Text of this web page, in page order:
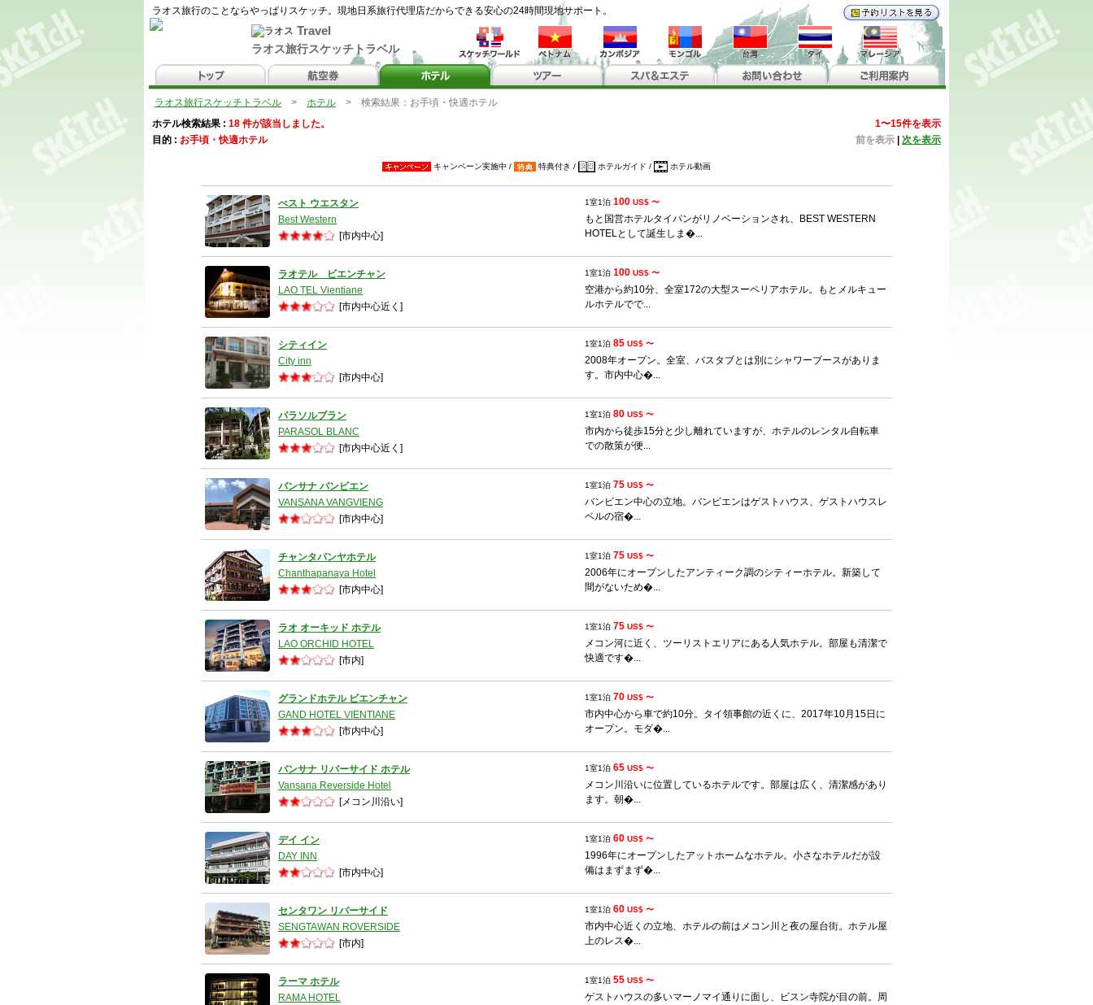
ラオス旅行のことならやっぱりスケッチ。現地日系旅行代理店だからできる安心の24時間現地サポート。
Travel
ラオス旅行スケッチトラベル
ラオス旅行スケッチトラベル > ホテル > 検索結果：お手頃・快適ホテル
ホテル検索結果 : 18 件が該当しました。
1〜15件を表示
目的 : お手頃・快適ホテル 前を表示 次を表示
キャンペーン実施中 / 特典付き / ホテルガイド / ホテル動画
べスト ウエスタン
Best Western
[市内中心]
1室1泊 100 US$ 〜
もと国営ホテルタイパンがリノベーションされ、BEST WESTERN
HOTELとして誕生しま�...
ラオテル ビエンチャン
LAO TEL Vientiane
[市内中心近く]
1室1泊 100 US$ 〜
空港から約10分、全室172の大型スーペリアホテル。もとメルキュー
ルホテルでで...
シティイン
City inn
[市内中心]
1室1泊 85 US$ 〜
2008年オープン。全室、バスタブとは別にシャワーブースがありま
す。市内中心�...
パラソルブラン
PARASOL BLANC
[市内中心近く]
1室1泊 80 US$ 〜
市内から徒歩15分と少し離れていますが、ホテルのレンタル自転車
での散策が便...
バンサナ バンビエン
VANSANA VANGVIENG
[市内中心]
1室1泊 75 US$ 〜
バンビエン中心の立地。バンビエンはゲストハウス、ゲストハウスレ
ベルの宿�...
チャンタパンヤホテル
Chanthapanaya Hotel
[市内中心]
1室1泊 75 US$ 〜
2006年にオープンしたアンティーク調のシティーホテル。新築して
間がないため�...
ラオ オーキッド ホテル
LAO ORCHID HOTEL
[市内]
1室1泊 75 US$ 〜
メコン河に近く、ツーリストエリアにある人気ホテル。部屋も清潔で
快適です�...
グランドホテル ビエンチャン
GAND HOTEL VIENTIANE
[市内中心]
1室1泊 70 US$ 〜
市内中心から車で約10分。タイ領事館の近くに、2017年10月15日に
オープン。モダ�...
バンサナ リバーサイド ホテル
Vansana Reverside Hotel
[メコン川沿い]
1室1泊 65 US$ 〜
メコン川沿いに位置しているホテルです。部屋は広く、清潔感があり
ます。朝�...
デイ イン
DAY INN
[市内中心]
1室1泊 60 US$ 〜
1996年にオープンしたアットホームなホテル。小さなホテルだが設
備はまずまず�...
センタワン リバーサイド
SENGTAWAN ROVERSIDE
[市内]
1室1泊 60 US$ 〜
市内中心近くの立地、ホテルの前はメコン川と夜の屋台街。ホテル屋
上のレス�...
ラーマ ホテル
RAMA HOTEL
1室1泊 55 US$ 〜
ゲストハウスの多いマーノマイ通りに面し、ビスン寺院が目の前。周